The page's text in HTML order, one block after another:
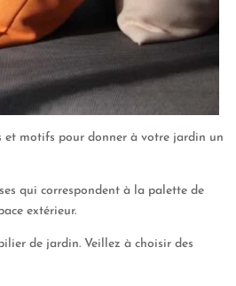
et motifs pour donner à votre jardin un
qui correspondent à la palette de
extérieur.
de jardin. Veillez à choisir des